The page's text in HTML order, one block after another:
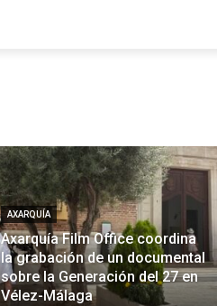
AXARQUÍA
Axarquía Film Office coordina
la grabación de un documental
sobre la Generación del 27 en
Vélez-Málaga